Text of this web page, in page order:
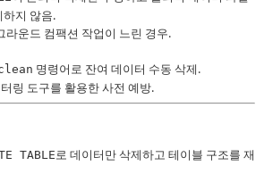
하지 않음.
라운드 컴팩션 작업이 느린 경우.
명령어로 잔여 데이터 수동 삭제.
링 도구를 활용한 사전 예방.
TABLE로 데이터만 삭제하고 테이블 구조를 재